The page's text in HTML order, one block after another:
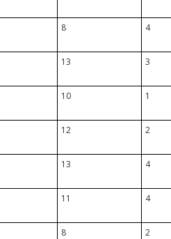
8 4
13 3
10 1
12 2
13 4
11 4
8 2